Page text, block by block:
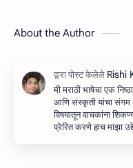
About the Author
मी मराठी भाषेचा एक
आणि संस्कृती यांचा
विषयातून वाचकांना
प्रेरित करणे हाच माझा